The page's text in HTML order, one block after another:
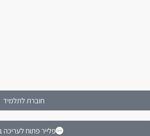
חוברת לתלמיד
פלייר פתוח לעריכה